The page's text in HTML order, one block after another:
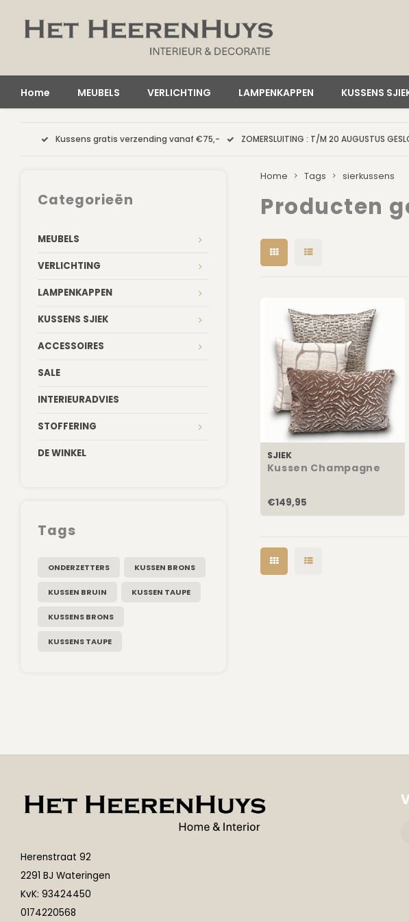
Home MEUBELS VERLICHTING LAMPENKAPPEN KUSSENS
Kussens gratis verzending vanaf €75,- ZOMERSLUITING : T/M 20 AUGUSTUS
Categorieën
MEUBELS
VERLICHTING
LAMPENKAPPEN
KUSSENS SJIEK
ACCESSOIRES
SALE
INTERIEURADVIES
STOFFERING
DE WINKEL
Tags
ONDERZETTERS KUSSEN BRONS
KUSSEN BRUIN KUSSEN TAUPE
KUSSENS BRONS
KUSSENS TAUPE
Home Tags sierkussens
Producten
SJIEK
Kussen Champagne
€149,95
Herenstraat 92
2291 BJ Wateringen
KvK: 93424450
0174220568